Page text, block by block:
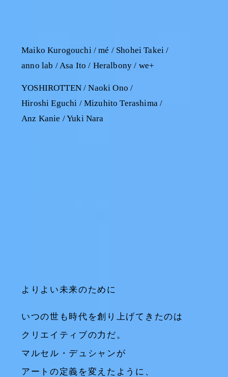
Maiko Kurogouchi / mé / Shohei Takei /
anno lab / Asa Ito / Heralbony / we+
YOSHIROTTEN / Naoki Ono /
Hiroshi Eguchi / Mizuhito Terashima /
Anz Kanie / Yuki Nara
よりよい未来のために
いつの世も時代を創り上げてきたのは
クリエイティブの力だ。
マルセル・デュシャンが
アートの定義を変えたように、